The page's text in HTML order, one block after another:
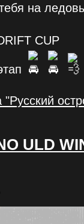
на
CUP
"Русский
ULD